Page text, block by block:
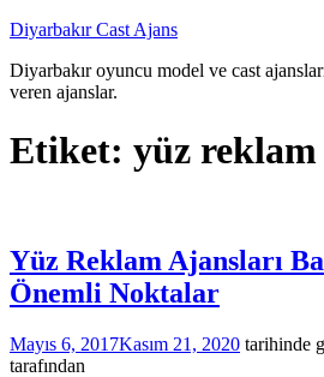
İçeriğe
Diyarbakır Cast Ajans
Diyarbakır oyuncu model ve cast
veren ajanslar.
Etiket: yüz
Yüz Reklam Ajansları
Önemli Noktalar
Mayıs 6, 2017Kasım 21, 2020 tarihinde
tarafından